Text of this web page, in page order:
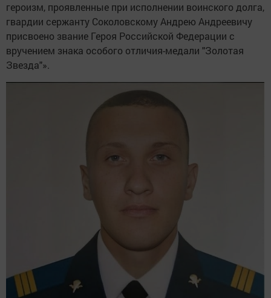
героизм, проявленные при исполнении воинского долга,
гвардии сержанту Соколовскому Андрею Андреевичу
присвоено звание Героя Российской Федерации с
вручением знака особого отличия-медали "Золотая
Звезда"».